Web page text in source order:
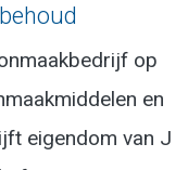
op
en
eigendom van J